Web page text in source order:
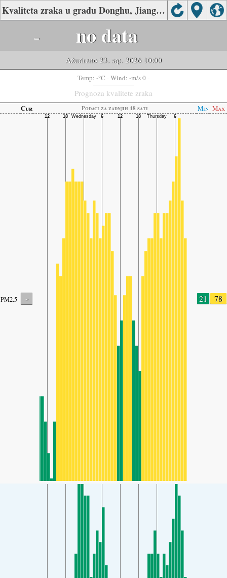
Kvaliteta zraka u gradu Donghu, Jiangmen
- no data
Ažurirano 23. srp. 2026 10:00
Temp: -°C - Wind: -m/s 0 -
Prognoza kvalitete zraka
Cur Podaci za zadnjih 48 sati Min Max
PM2.5 - 21 78